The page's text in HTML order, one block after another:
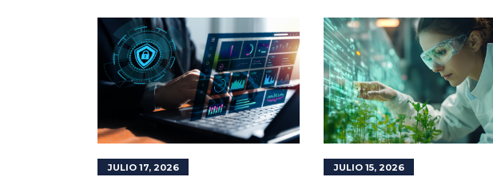
JULIO 17, 2026 JULIO 15, 2026